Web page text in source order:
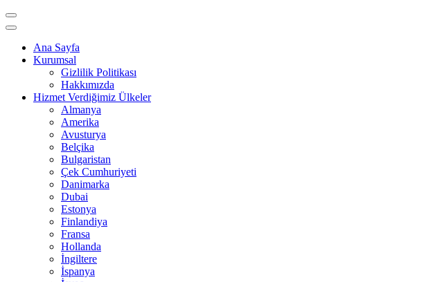
Ana Sayfa
Kurumsal
Gizlilik Politikası
Hakkımızda
Hizmet Verdiğimiz Ülkeler
Almanya
Amerika
Avusturya
Belçika
Bulgaristan
Çek Cumhuriyeti
Danimarka
Dubai
Estonya
Finlandiya
Fransa
Hollanda
İngiltere
İspanya